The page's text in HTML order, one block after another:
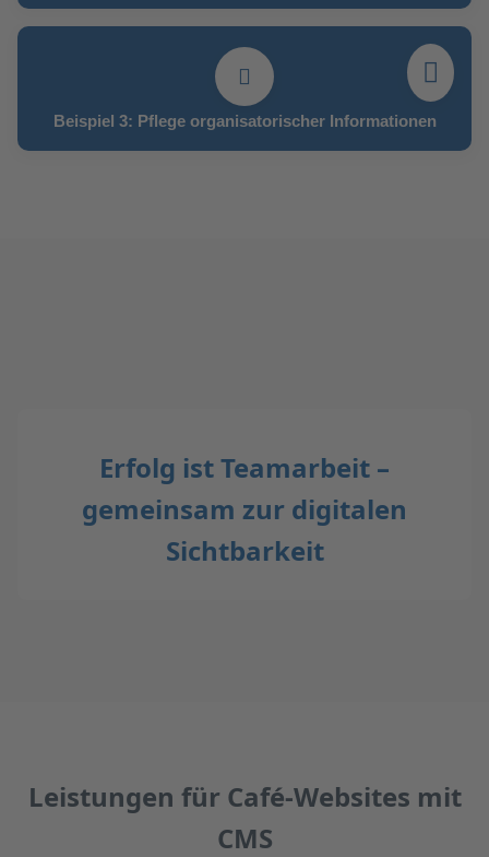
Beispiel 3: Pflege organisatorischer Informationen
Erfolg ist Teamarbeit –
gemeinsam zur digitalen
Sichtbarkeit
Leistungen für Café-Websites mit
CMS